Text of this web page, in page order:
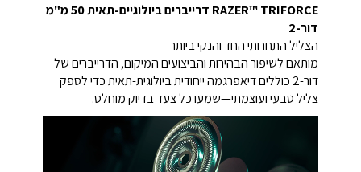
RAZER™ TRIFORCE דרייברים ביולוגיים-תאית 50 מ"מ
דור-2
הצליל התחרותי החד והנקי ביותר
מותאם לשיפור הבהירות והביצועים המיקום, הדרייברים של
דור-2 כוללים דיאפרגמה ייחודית ביולוגית-תאית כדי לספק
צליל טבעי ועוצמתי—שמעו כל צעד בדיוק מוחלט.